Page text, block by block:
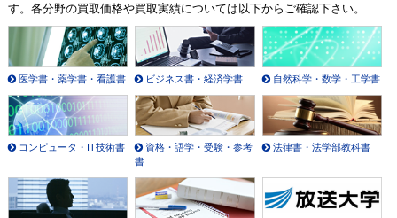
す。各分野の買取価格や買取実績については以下からご確認下さい。
医学書・薬学書・看護書 ビジネス書・経済学書 自然科学・数学・工学書
コンピュータ・IT技術書
資格・語学・受験・参考
書
法律書・法学部教科書